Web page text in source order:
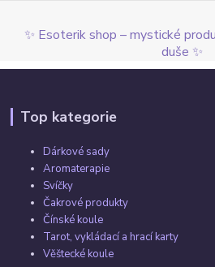
✨ Esoterik shop – mystické
duše ✨
Top kategorie
Dárkové sady
Aromaterapie
Svíčky
Čakrové produkty
Čínské koule
Tarot, vykládací a hrací karty
Věštecké koule